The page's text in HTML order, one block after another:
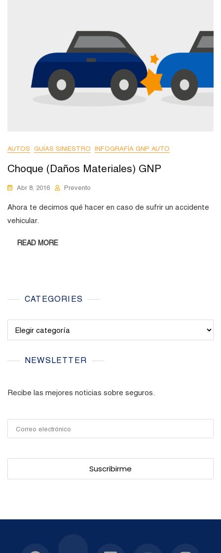
AUTOS GUÍAS SINIESTRO INFOGRAFÍA GNP AUTO
Choque (Daños Materiales) GNP
Abr 8, 2016 Prevento
Ahora te decimos qué hacer en caso de sufrir un accidente
vehicular.
READ MORE
CATEGORIES
NEWSLETTER
Recibe las mejores noticias sobre seguros.